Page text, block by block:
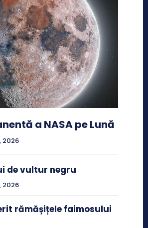
a NASA pe Lună
2026
de vultur negru
2026
rămășițele faimosului